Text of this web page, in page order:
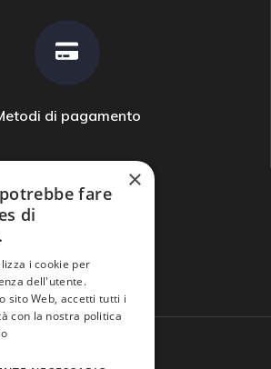
di pagamento
Domande frequenti
×
fare
di
i cookie per
dell'utente.
sito Web, accetti tutti i
con la nostra politica